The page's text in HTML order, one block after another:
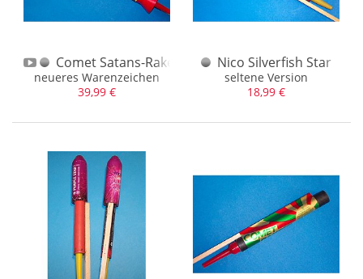
Riesa(14)
Sauer Feuerwerk
Schuurmans(1)
Silberhütte(78)
Startrade (ABA)(9)
Tigerhead(7)
Unbekannt (20)
VEB Silberhütte(1)
Verschiedene(7)
Comet Satans-Rakete späteres Logo
neueres Warenzeichen
39,99 €
Nico Silverfish Star
seltene Version
18,99 €